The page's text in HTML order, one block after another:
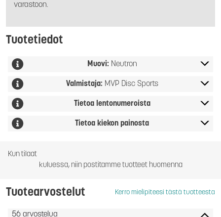
varastoon.
Tuotetiedot
Muovi: Neutron
Valmistaja: MVP Disc Sports
Tietoa lentonumeroista
Tietoa kiekon painosta
Kun tilaat
kuluessa, niin postitamme tuotteet huomenna
Tuotearvostelut Kerro mielipiteesi tästä tuotteesta
56 arvostelua